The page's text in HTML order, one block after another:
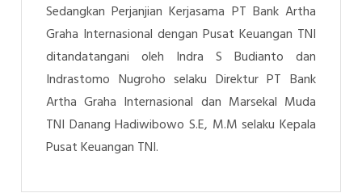
Sedangkan Perjanjian Kerjasama PT Bank Artha
Graha Internasional dengan Pusat Keuangan TNI
ditandatangani oleh Indra S Budianto dan
Indrastomo Nugrohoselaku Direktur PT Bank
Artha Graha Internasional dan Marsekal Muda
TNI Danang Hadiwibowo S.E, M.M selaku Kepala
Pusat Keuangan TNI.